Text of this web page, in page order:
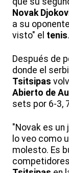
Novak
a su
visto" el tenis.
Después de
donde el
Tsitsipas
Abierto de
sets por 6-3,
"Novak es un
lo veo como
molesto. Es